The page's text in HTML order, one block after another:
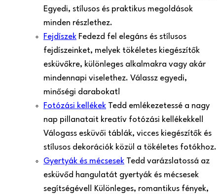
Egyedi, stílusos és praktikus megoldások
minden részlethez.
Fejdíszek Fedezd fel elegáns és stílusos
fejdíszeinket, melyek tökéletes kiegészítők
esküvőkre, különleges alkalmakra vagy akár
mindennapi viselethez. Válassz egyedi,
minőségi darabokat!
Fotózási kellékek Tedd emlékezetessé a nagy
nap pillanatait kreatív fotózási kellékekkel!
Válogass esküvői táblák, vicces kiegészítők és
stílusos dekorációk közül a tökéletes fotókhoz.
Gyertyák és mécsesek Tedd varázslatossá az
esküvőd hangulatát gyertyák és mécsesek
segítségével! Különleges, romantikus fények,